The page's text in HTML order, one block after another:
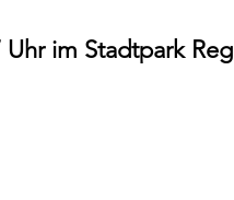
Uhr im Stadtpark